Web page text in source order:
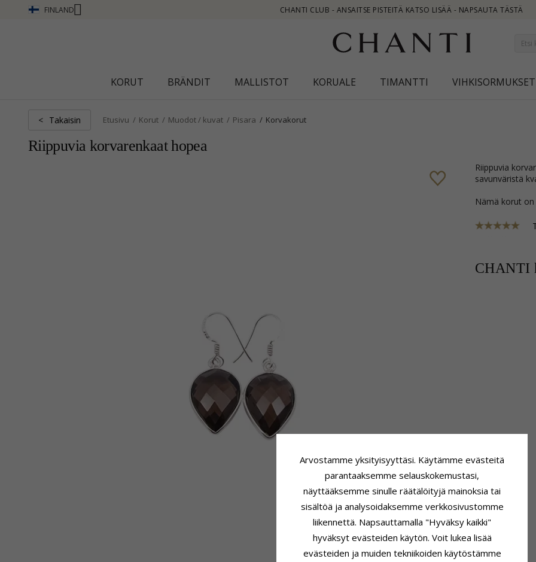
FINLAND CHANTI CLUB - ANSAITSE PISTEITÄ KATSO LISÄÄ - NAPSAUTA TÄSTÄ
KORUT BRÄNDIT MALLISTOT KORUALE TIMANTTI VIHKISORMUKSET
< Takaisin Etusivu Korut Muodot / kuvat Pisara Korvakorut
Riippuvia korvarenkaat hopea
riippuvia korvarenkaat i hopea kanssa kiiltävä pinta ja 2 viistehiottua
savunväristä
Nämä korut
CHANTI
Arvostamme yksityisyyttäsi. Käytämme evästeitä
parantaaksemme selauskokemustasi,
näyttääksemme sinulle räätälöityjä mainoksia tai
sisältöä ja analysoidaksemme verkkosivustomme
liikennettä. Napsauttamalla "Hyväksy kaikki"
hyväksyt evästeiden käytön. Voit lukea lisää
evästeiden ja muiden tekniikoiden käytöstämme